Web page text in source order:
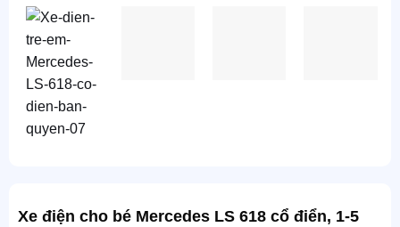
Xe điện cho bé Mercedes LS 618 cổ điển, 1-5